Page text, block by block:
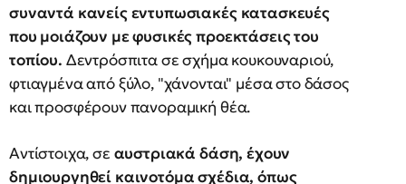
συναντά κανείς εντυπωσιακές κατασκευές
που μοιάζουν με φυσικές προεκτάσεις του
τοπίου. Δεντρόσπιτα σε σχήμα κουκουναριού,
φτιαγμένα από ξύλο, "χάνονται" μέσα στο δάσος
και προσφέρουν πανοραμική θέα.
Αντίστοιχα, σε αυστριακά δάση, έχουν
δημιουργηθεί καινοτόμα σχέδια, όπως